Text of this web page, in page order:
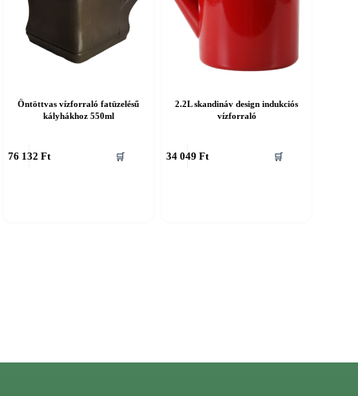
Öntöttvas vízforraló fatüzelésű
kályhákhoz 550ml
76 132 Ft 🛒
2.2L skandináv design indukciós
vízforraló
34 049 Ft 🛒